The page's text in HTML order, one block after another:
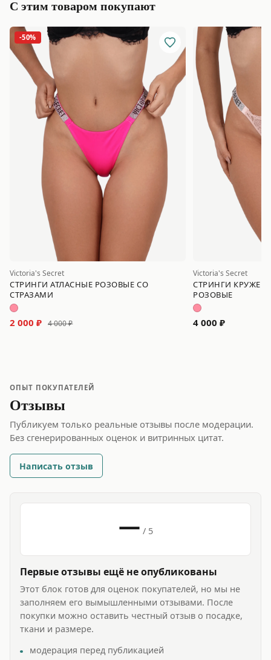
С этим товаром покупают
-50%
Victoria's Secret
СТРИНГИ АТЛАСНЫЕ РОЗОВЫЕ СО
СТРАЗАМИ
2 000 ₽ 4 000 ₽
Victoria's Secret
СТРИНГИ
РОЗОВЫЕ
4 000 ₽
ОПЫТ ПОКУПАТЕЛЕЙ
Отзывы
Публикуем только реальные отзывы после модерации.
Без сгенерированных оценок и витринных цитат.
Написать отзыв
— / 5
Первые отзывы ещё не опубликованы
Этот блок готов для оценок покупателей, но мы не
заполняем его вымышленными отзывами. После
покупки можно оставить честный отзыв о посадке,
ткани и размере.
модерация перед публикацией